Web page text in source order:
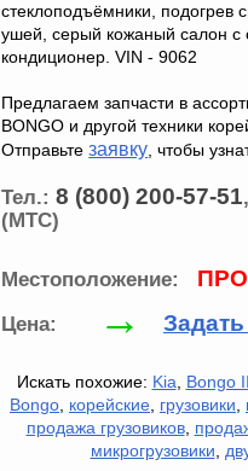
стеклоподъёмники, подогрев
ушей, серый кожаный салон с
кондиционер. VIN - 9062
Предлагаем запчасти в
BONGO и другой техники
Отправьтезаявку, чтобы
Тел.:8 (800) 200-57-51
(МТС)
Местоположение:
Цена: →
Искать похожие: Kia, Bongo
Bongo, корейские, грузовики,
продажа грузовиков,
микрогрузовики,